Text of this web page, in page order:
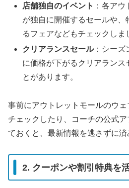
店舗独自のイベント ：各ア
が独自に開催するセールや、
るフェアなどもチェックしま
クリアランスセール：シーズ
に価格が下がるクリアランス
とがあります。
事前にアウトレットモールのウ
チェックしたり、コーチの公式
ておくと、最新情報を逃さずに済
2. クーポンや割引特典を